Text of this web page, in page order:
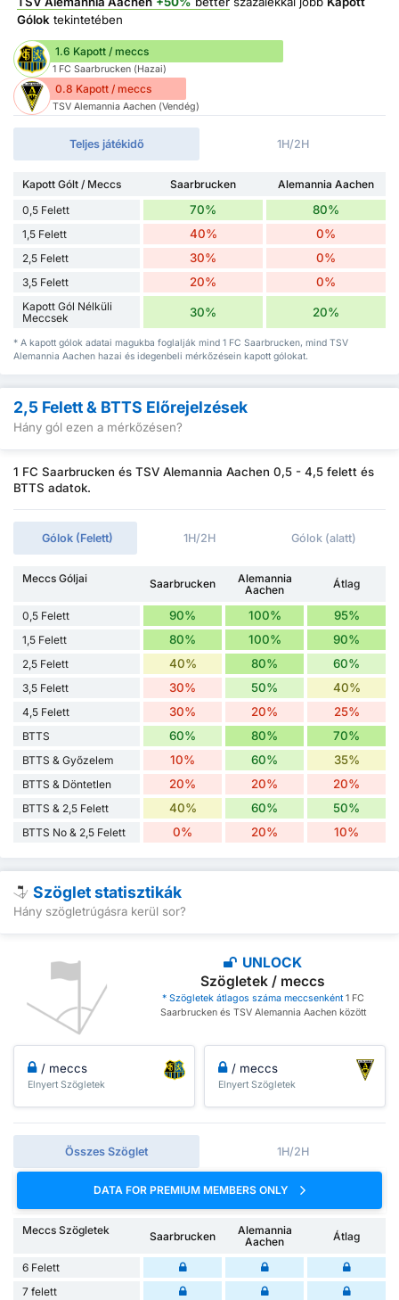
Gólok tekintetében
1.6 Kapott / meccs
1 FC Saarbrucken (Hazai)
0.8 Kapott / meccs
TSV Alemannia Aachen (Vendég)
Teljes játékidő 1H/2H
Kapott Gólt / Meccs Saarbrucken
Alemannia Aachen
0,5 Felett
70% 80%
1,5 Felett 40% 0%
2,5 Felett 30% 0%
3,5 Felett 20% 0%
Kapott Gól Nélküli
Meccsek
30% 20%
* A kapott gólok adatai magukba foglalják mind 1 FC Saarbrucken, mind TSV
Alemannia Aachen hazai és idegenbeli mérkőzésein kapott gólokat.
2,5 Felett & BTTS Előrejelzések
Hány gól ezen a mérkőzésen?
1 FC Saarbrucken és TSV Alemannia Aachen 0,5 - 4,5 felett és
BTTS adatok.
Gólok (Felett) 1H/2H Gólok (alatt)
Meccs Góljai Saarbrucken
Alemannia
Aachen
Átlag
0,5 Felett 90% 100% 95%
1,5 Felett 80% 100% 90%
2,5 Felett 40% 80% 60%
3,5 Felett 30% 50% 40%
4,5 Felett 30% 20% 25%
BTTS 60% 80% 70%
BTTS & Győzelem 10% 60% 35%
BTTS & Döntetlen 20% 20% 20%
BTTS & 2,5 Felett 40% 60% 50%
BTTS No & 2,5 Felett 0% 20% 10%
Szöglet statisztikák
Hány szögletrúgásra kerül sor?
UNLOCK
Szögletek / meccs
* Szögletek átlagos száma meccsenként1 FC
Saarbrucken és TSV Alemannia Aachen között
/ meccs
Elnyert Szögletek
/ meccs
Elnyert Szögletek
Összes Szöglet 1H/2H
DATA FOR PREMIUM MEMBERS ONLY
Meccs Szögletek Saarbrucken
Alemannia
Aachen
Átlag
6 Felett
7 felett